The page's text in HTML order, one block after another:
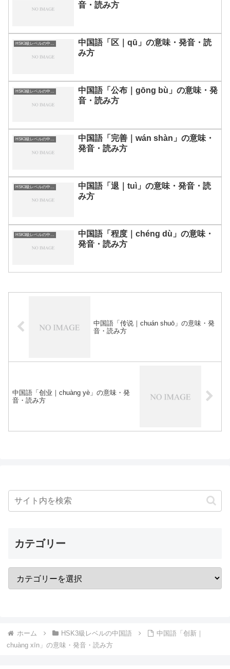
音・読み方
HSK3級レベルの中国語
中国語「区｜qū」の意味・発音・読
み方
HSK3級レベルの中国語
中国語「公布｜gōng bù」の意味・発
音・読み方
HSK3級レベルの中国語
中国語「完善｜wán shàn」の意味・
発音・読み方
中国語「退｜tuì」の意味・発音・読
み方
中国語「程度｜chéng dù」の意味・
発音・読み方
中国語「传说｜chuán shuō」の意味・発
音・読み方
中国語「创业｜chuàng yè」の意味・発
音・読み方
カテゴリー
ホーム HSK3級レベルの中国語
中国語「创新｜
chuàng xīn」の意味・発音・読み方